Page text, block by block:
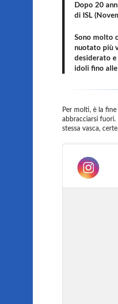
Dopo 20
di ISL
Sono molto
nuotato più
desiderato
idoli fino alle
Per molti, è la
abbracciarsi fuori.
stessa vasca,